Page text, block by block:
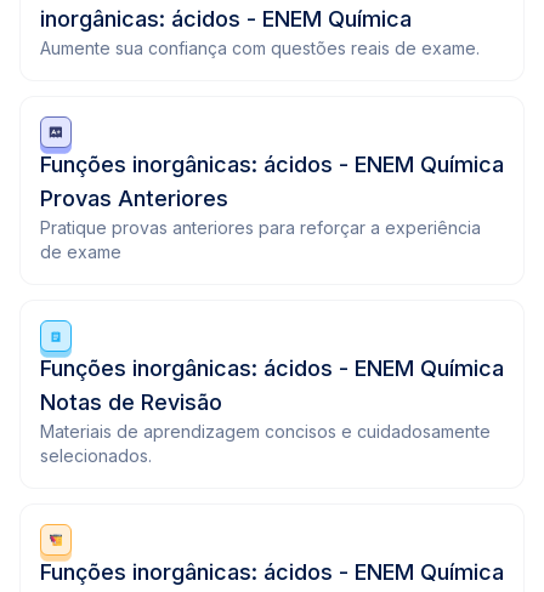
inorgânicas: ácidos - ENEM Química
Aumente sua confiança com questões reais de exame.
Funções inorgânicas: ácidos - ENEM Química
Provas Anteriores
Pratique provas anteriores para reforçar a experiência
de exame
Funções inorgânicas: ácidos - ENEM Química
Notas de Revisão
Materiais de aprendizagem concisos e cuidadosamente
selecionados.
Funções inorgânicas: ácidos - ENEM Química